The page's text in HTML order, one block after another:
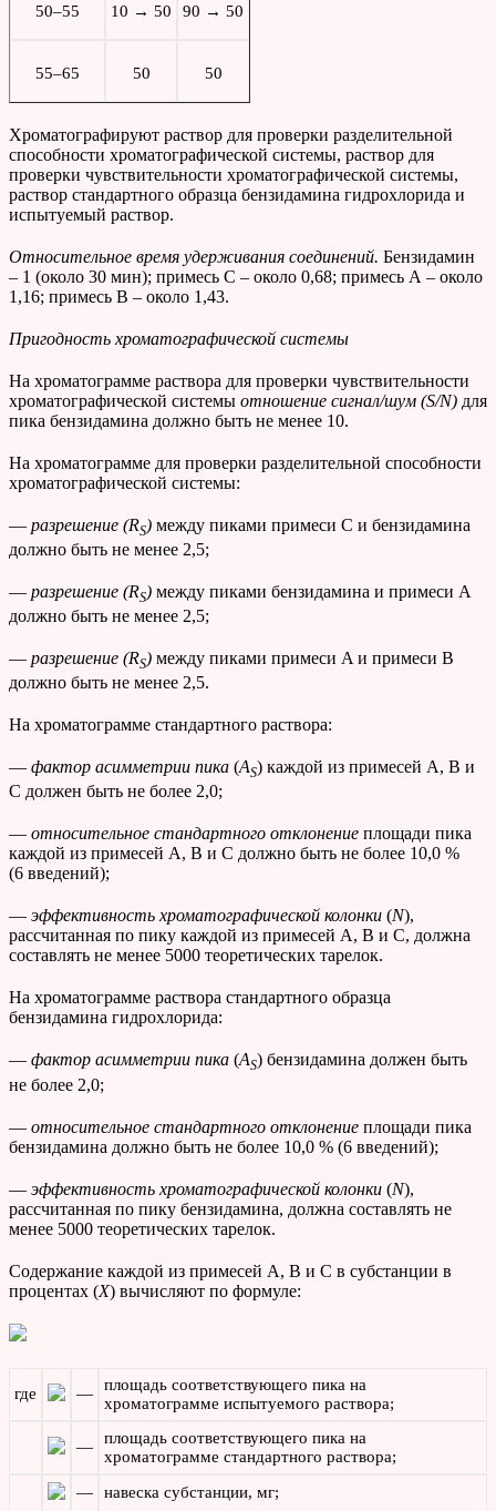
50–55 10 → 50 90 → 50
55–65 50 50
Хроматографируют раствор для проверки разделительной
способности хроматографической системы, раствор для
проверки чувствительности хроматографической системы,
раствор стандартного образца бензидамина гидрохлорида и
испытуемый раствор.
Относительное время удерживания соединений. Бензидамин
– 1 (около 30 мин); примесь С – около 0,68; примесь А – около
1,16; примесь В – около 1,43.
Пригодность хроматографической системы
На хроматограмме раствора для проверки чувствительности
хроматографической системы отношение сигнал/шум (S/N) для
пика бензидамина должно быть не менее 10.
На хроматограмме для проверки разделительной способности
хроматографической системы:
— разрешение (RS) между пиками примеси С и бензидамина
должно быть не менее 2,5;
— разрешение (RS) между пиками бензидамина и примеси A
должно быть не менее 2,5;
— разрешение (RS) между пиками примеси A и примеси B
должно быть не менее 2,5.
На хроматограмме стандартного раствора:
— фактор асимметрии пика (AS) каждой из примесей А, В и
С должен быть не более 2,0;
— относительное стандартного отклонение площади пика
каждой из примесей А, В и С должно быть не более 10,0 %
(6 введений);
— эффективность хроматографической колонки (N),
рассчитанная по пику каждой из примесей А, В и С, должна
составлять не менее 5000 теоретических тарелок.
На хроматограмме раствора стандартного образца
бензидамина гидрохлорида:
— фактор асимметрии пика (AS) бензидамина должен быть
не более 2,0;
— относительное стандартного отклонение площади пика
бензидамина должно быть не более 10,0 % (6 введений);
— эффективность хроматографической колонки (N),
рассчитанная по пику бензидамина, должна составлять не
менее 5000 теоретических тарелок.
Содержание каждой из примесей А, В и С в субстанции в
процентах (Х) вычисляют по формуле:
где —
площадь соответствующего пика на
хроматограмме испытуемого раствора;
—
площадь соответствующего пика на
хроматограмме стандартного раствора;
—
навеска субстанции, мг;